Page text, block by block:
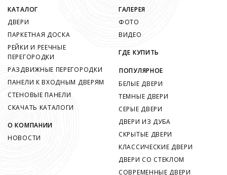
КАТАЛОГ
ДВЕРИ
ПАРКЕТНАЯ ДОСКА
РЕЙКИ И РЕЕЧНЫЕ
ПЕРЕГОРОДКИ
РАЗДВИЖНЫЕ ПЕРЕГОРОДКИ
ПАНЕЛИ К ВХОДНЫМ ДВЕРЯМ
СТЕНОВЫЕ ПАНЕЛИ
СКАЧАТЬ КАТАЛОГИ
О КОМПАНИИ
НОВОСТИ
ГАЛЕРЕЯ
ФОТО
ВИДЕО
ГДЕ КУПИТЬ
ПОПУЛЯРНОЕ
БЕЛЫЕ ДВЕРИ
ТЕМНЫЕ ДВЕРИ
СЕРЫЕ ДВЕРИ
ДВЕРИ ИЗ ДУБА
СКРЫТЫЕ ДВЕРИ
КЛАССИЧЕСКИЕ ДВЕРИ
ДВЕРИ СО СТЕКЛОМ
СОВРЕМЕННЫЕ ДВЕРИ